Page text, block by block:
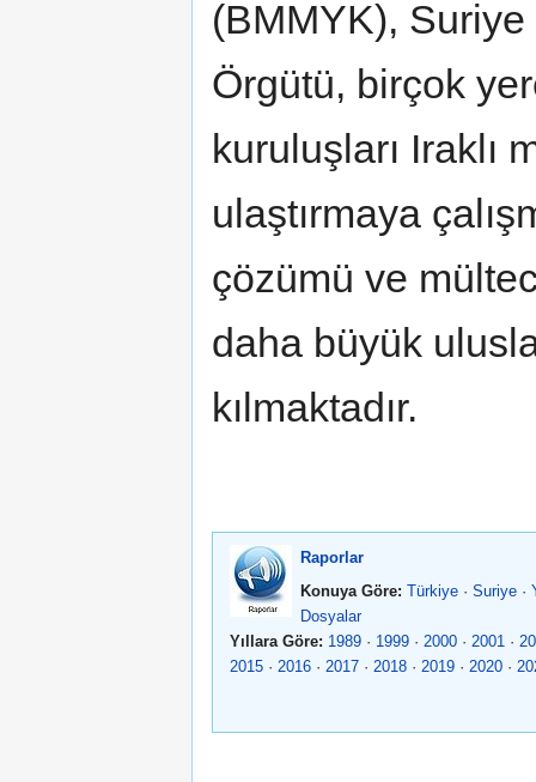
(BMMYK), Suriye
Örgütü, birçok
kuruluşları Iraklı
ulaştırmaya
çözümü ve
daha büyük
kılmaktadır.
Raporlar
Konuya Göre: Türkiye· Suriye·
Dosyalar
Yıllara Göre: 1989 · 1999 · 2000 · 2001 ·
2015 · 2016 · 2017 · 2018 · 2019 · 2020 ·